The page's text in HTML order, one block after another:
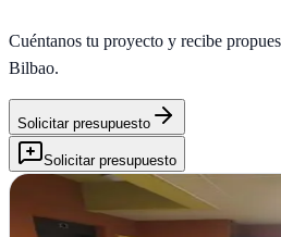
Cuéntanos tu proyecto y recibe
Bilbao.
Solicitar presupuesto
Solicitar presupuesto
Adsplorer